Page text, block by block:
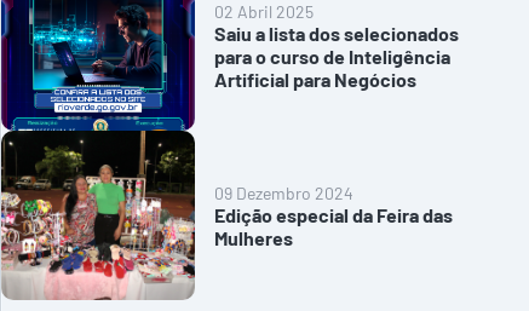
02 Abril 2025
Saiu a lista dos selecionados
para o curso de Inteligência
Artificial para Negócios
09 Dezembro 2024
Edição especial da Feira das
Mulheres